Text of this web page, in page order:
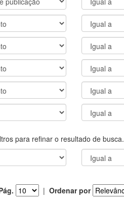
para refinar o resultado de busca.
| Ordenar por